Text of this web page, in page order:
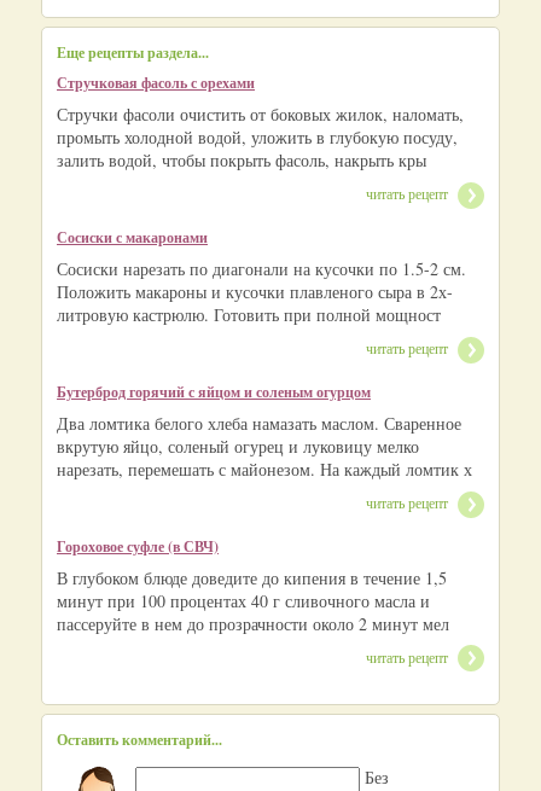
Еще рецепты раздела...
Стручковая фасоль с орехами
Стручки фасоли очистить от боковых жилок, наломать,
промыть холодной водой, уложить в глубокую посуду,
залить водой, чтобы покрыть фасоль, накрыть кры
читать рецепт
Сосиски с макаронами
Сосиски нарезать по диагонали на кусочки по 1.5-2 см.
Положить макароны и кусочки плавленого сыра в 2х-
литровую кастрюлю. Готовить при полной мощност
читать рецепт
Бутерброд горячий с яйцом и соленым огурцом
Два ломтика белого хлеба намазать маслом. Сваренное
вкрутую яйцо, соленый огурец и луковицу мелко
нарезать, перемешать с майонезом. На каждый ломтик х
читать рецепт
Гороховое суфле (в СВЧ)
В глубоком блюде доведите до кипения в течение 1,5
минут при 100 процентах 40 г сливочного масла и
пассеруйте в нем до прозрачности около 2 минут мел
читать рецепт
Оставить комментарий...
Без